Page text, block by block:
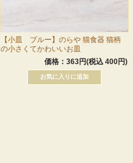
【小皿 ブルー】のらや 猫食器 猫柄
の小さくてかわいいお皿
価格：363円(税込 400円)